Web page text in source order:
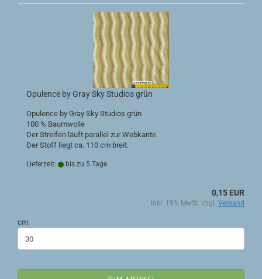
Opulence by Gray Sky Studios grün
Opulence by Gray Sky Studios grün
100 % Baumwolle
Der Streifen läuft parallel zur Webkante.
Der Stoff liegt ca. 110 cm breit.
Lieferzeit: bis zu 5 Tage
0,15 EUR
inkl. 19% MwSt. zzgl. Versand
cm: